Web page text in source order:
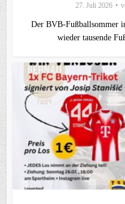
27. Juli 2026
Der BVB-Fußballsommer
wieder tausende